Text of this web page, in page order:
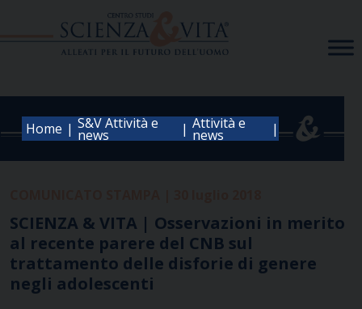
Home | S&V Attività e
news | Attività e
news |
SCIENZA & VITA | Osservazioni in merito
al recente parere del CNB sul
trattamento delle disforie di genere
negli adolescenti